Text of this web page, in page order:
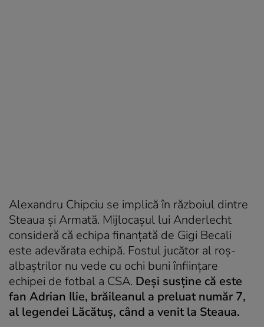
Alexandru Chipciu se implică în războiul dintre
Steaua și Armată. Mijlocașul lui Anderlecht
consideră că echipa finanțată de Gigi Becali
este adevărata echipă. Fostul jucător al roș-
albaștrilor nu vede cu ochi buni înființare
echipei de fotbal a CSA. Deși susține că este
fan Adrian Ilie, brăileanul a preluat număr 7,
al legendei Lăcătuș, când a venit la Steaua.